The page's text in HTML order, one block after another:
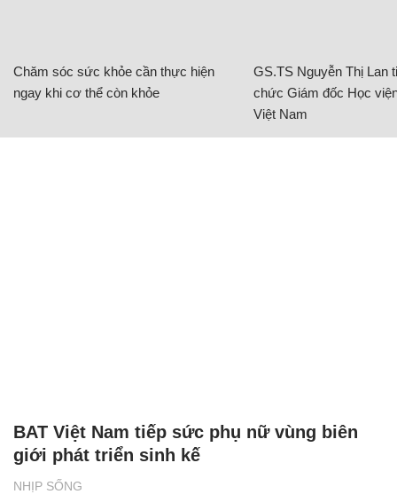
Chăm sóc sức khỏe cần thực hiện
ngay khi cơ thể còn khỏe
GS.TS Nguyễn Thị Lan
chức Giám đốc Học
Việt Nam
NHỊP SỐNG
BAT Việt Nam tiếp sức phụ nữ vùng biên
giới phát triển sinh kế